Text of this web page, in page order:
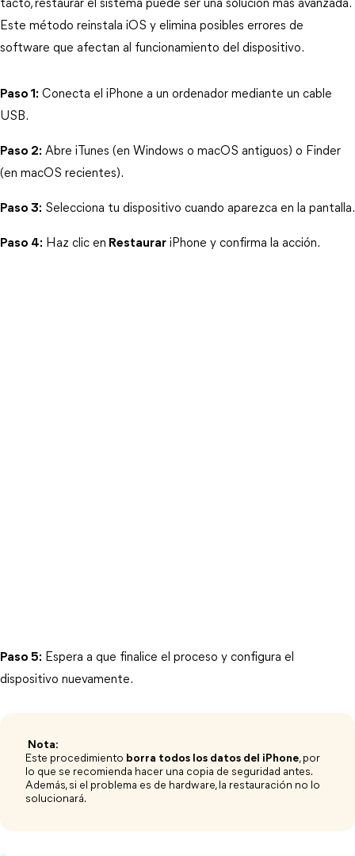
tacto, restaurar el sistema puede ser una solución más avanzada.
Este método reinstala iOS y elimina posibles errores de
software que afectan al funcionamiento del dispositivo.
Paso 1: Conecta el iPhone a un ordenador mediante un cable
USB.
Paso 2: Abre iTunes (en Windows o macOS antiguos) o Finder
(en macOS recientes).
Paso 3: Selecciona tu dispositivo cuando aparezca en la pantalla.
Paso 4: Haz clic en Restaurar iPhone y confirma la acción.
Paso 5: Espera a que finalice el proceso y configura el
dispositivo nuevamente.
​ Nota: ​
Este procedimiento borra todos los datos del iPhone, por
lo que se recomienda hacer una copia de seguridad antes.
Además, si el problema es de hardware, la restauración no lo
solucionará.